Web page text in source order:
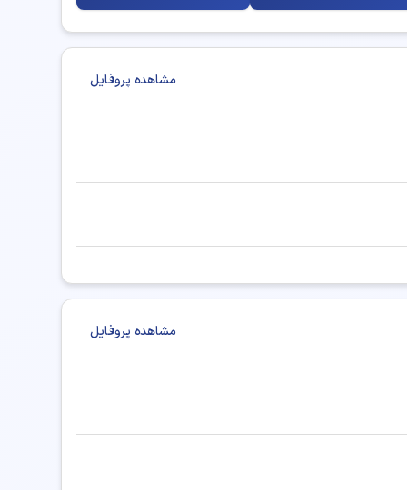
پزشکی شیراز
همدان دکتر پزشکی ارومیه
دکتر پزشکی خرم آباد
اردبیل دکتر پزشکی ایلام
دکتر پزشکی زنجان
مشاهده پروفایل
مشاهده پروفایل